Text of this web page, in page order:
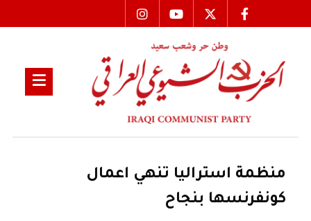
منظمة استراليا تنهي اعمال
كونفرنسها بنجاح